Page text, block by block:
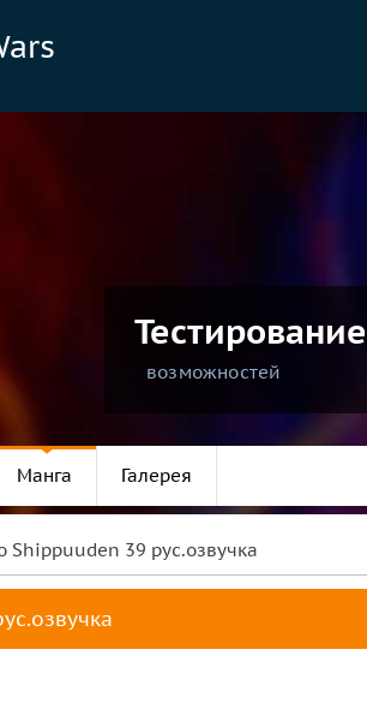
Тестирование
возможностей
Манга Галерея
Shippuuden 39 рус.озвучка